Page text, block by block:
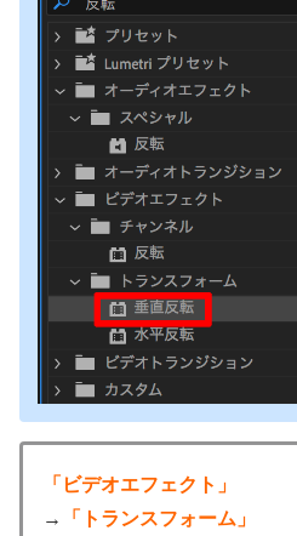
「ビデオエフェクト」
→
「トランスフォーム」